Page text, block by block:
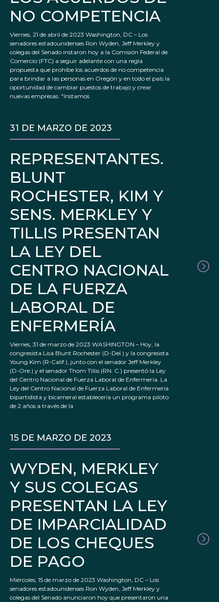
NO COMPETENCIA
Viernes, 21 de abril de 2023 Washington, DC – Los
senadores estadounidenses Ron Wyden, Jeff Merkley y
colegas del Senado instaron hoy a la Comisión Federal de
Comercio (FTC) a seguir adelante con una regla
propuesta que prohíbe los acuerdos de no competencia
para brindar a las personas en Oregón y en todo el país la
oportunidad de cambiar puestos de trabajo y crear
nuevas empresas. "Instamos
REPRESENTANTES.
BLUNT
ROCHESTER, KIM Y
SENS. MERKLEY Y
TILLIS PRESENTAN
LA LEY DEL
CENTRO NACIONAL
DE LA FUERZA
LABORAL DE
ENFERMERÍA
31 DE MARZO DE 2023
Viernes, 31 de marzo de 2023 WASHINGTON – Hoy, la
congresista Lisa Blunt Rochester (D-Del.) y la congresista
Young Kim (R-Calif.), junto con el senador Jeff Merkley
(D-Ore.) y el senador Thom Tillis (RN. C.) presentó la Ley
del Centro Nacional de Fuerza Laboral de Enfermería. La
Ley del Centro Nacional de Fuerza Laboral de Enfermería
bipartidista y bicameral establecería un programa piloto
de 2 años a través de la
WYDEN, MERKLEY
Y SUS COLEGAS
PRESENTAN LA LEY
DE IMPARCIALIDAD
DE LOS CHEQUES
DE PAGO
15 DE MARZO DE 2023
Miércoles, 15 de marzo de 2023 Washington, DC – Los
senadores estadounidenses Ron Wyden, Jeff Merkley y
colegas del Senado anunciaron hoy que presentaron una